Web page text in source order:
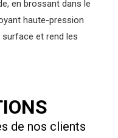
en brossant dans le
haute-pression
et rend les
de nos clients